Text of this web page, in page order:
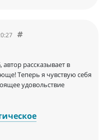
автор рассказывает в
Теперь я чувствую себя
удовольствие